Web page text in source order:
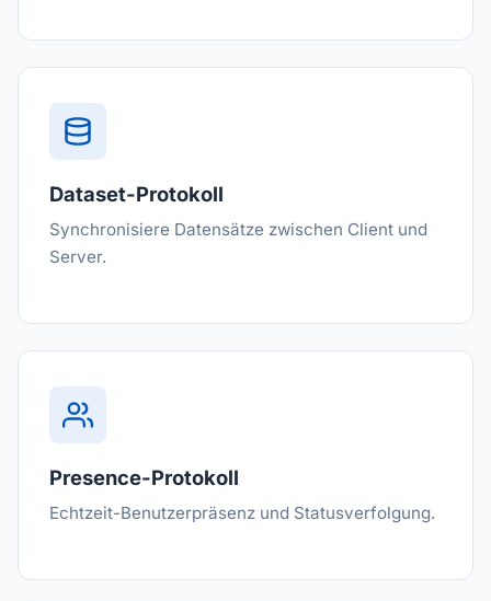
Dataset-Protokoll
Synchronisiere Datensätze zwischen Client und
Server.
Presence-Protokoll
Echtzeit-Benutzerpräsenz und Statusverfolgung.